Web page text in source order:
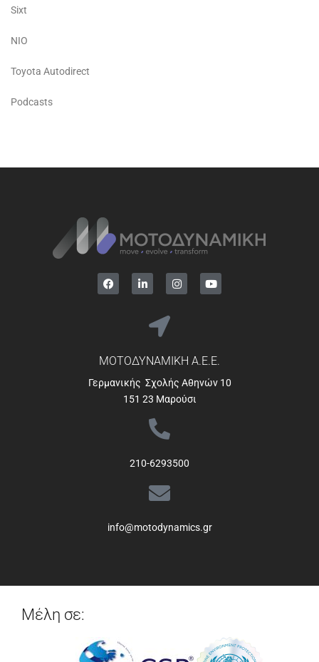
Sixt
NIO
Toyota Autodirect
Podcasts
ΜΟΤΟΔΥΝΑΜΙΚΗ Α.Ε.Ε.
Γερμανικής Σχολής Αθηνών 10
151 23 Μαρούσι
210-6293500
info@motodynamics.gr
Μέλη σε: